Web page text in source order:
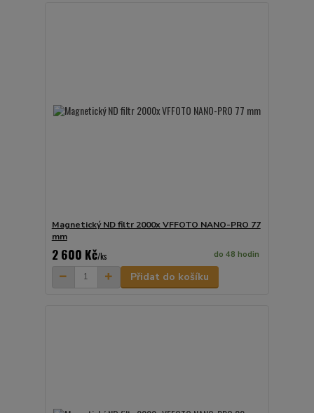
Magnetický ND filtr 2000x VFFOTO NANO-PRO 77
mm
2 600 Kč/ks do 48 hodin
Přidat do košíku